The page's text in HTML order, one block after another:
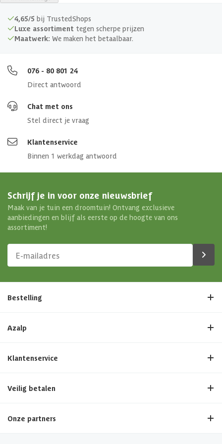
slag? Dan kunnen de professionals van onze opbouwservice dit voor
je verzorgen.
4,65/5 bij TrustedShops
Luxe assortiment tegen scherpe prijzen
Maatwerk: We maken het betaalbaar.
076 - 80 801 24
Direct antwoord
Chat met ons
Stel direct je vraag
Klantenservice
Binnen 1 werkdag antwoord
Schrijf je in voor onze nieuwsbrief
Maak van je tuin een droomtuin! Ontvang exclusieve
aanbiedingen en blijf als eerste op de hoogte van ons
assortiment!
Bestelling
Azalp
Klantenservice
Veilig betalen
Onze partners